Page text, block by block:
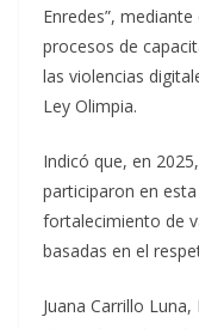
Enredes”,
procesos de
las violencias
Ley Olimpia.
Indicó que, en
participaron en
fortalecimiento de
basadas en el
Juana Carrillo